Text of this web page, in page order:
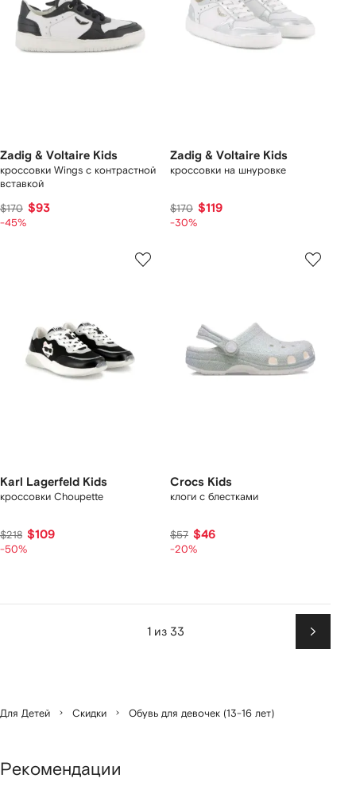
Zadig & Voltaire Kids
кроссовки Wings с контрастной
вставкой
$170 $93
-45%
Zadig & Voltaire Kids
кроссовки на шнуровке
$170 $119
-30%
Karl Lagerfeld Kids
кроссовки Choupette
$218 $109
-50%
Crocs Kids
клоги с блестками
$57 $46
-20%
1 из 33
Вперед
Для Детей Скидки Обувь для девочек (13-16 лет)
Рекомендации